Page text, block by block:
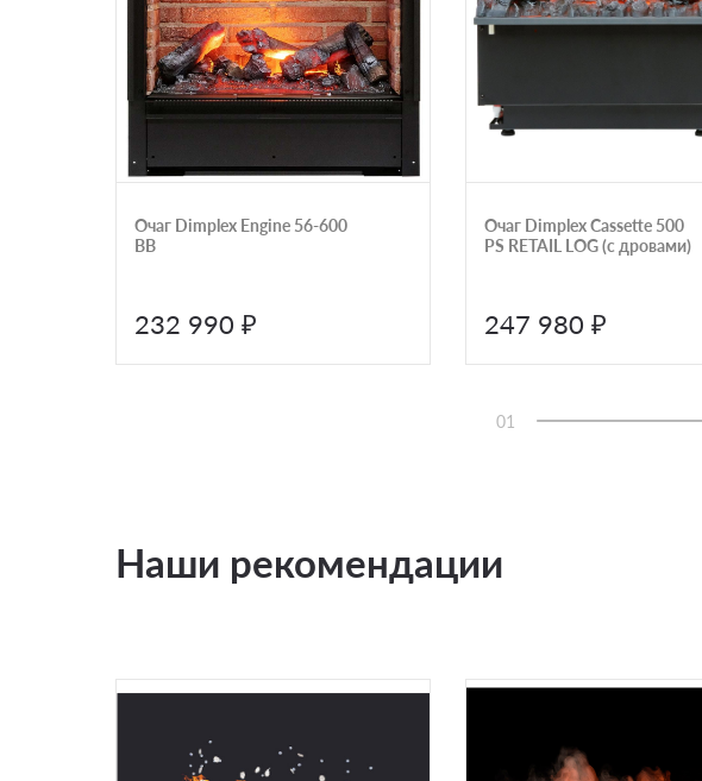
Очаг Dimplex Engine 56-600
BB
232 990 ₽
Очаг Dimplex Cassette 500
PS RETAIL LOG (с дровами)
247 980 ₽
01
Наши рекомендации